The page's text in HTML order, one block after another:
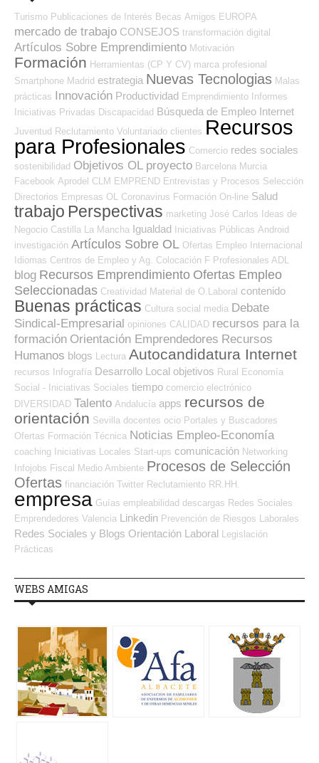
Turismo Publicaciones de Interés Becas Amigos EUROPA
mercado de trabajo CONSEJOS transformación digital
Artículos Sobre Emprendimiento Motivación
Formación Herramientas (CP Y CV) marca profesional
Smartphone Madrid estrategia Nuevas Tecnologias Malas
prácticas Innovación Productividad Emprendimiento Informes
Iniciativas Privadas Discapacidad Búsqueda de Empleo Internet
Juventud Reclutamiento Voluntariado clientes Recursos
para Profesionales Comercio redes sociales
sostenibilidad Objetivos OL proyecto Barcelona Murcia
Facebook Aprodel CLM EMPREND Entrevistas y Procesos Selección
Directorios Empresas OL
Coronavirus Formación On-line Salud
trabajo Perspectivas marketing José Carlos Ideas de
Negocio Castilla La Mancha Igualdad Iniciativas Públicas Android
investigación Artículos Sobre OL Ofertas Empleo Internacional
Idiomas Centros de Empleo y Ag. Colocación F Profesionales ADL
blog Recursos Emprendimiento Ofertas Empleo
Seleccionadas Creatividad Material de O.Laboral contenido
Buenas prácticas Cultura social media Debate
Sindical-Empresarial opiniones CALIDAD recursos para la
formación Orientación Emprendedores Recursos
Humanos blogs Lectura Autocandidatura Internet
recursos Infografía Desarrollo Local objetivos Rural Economía
Social - Iniciativas Sociales tiempo comercio electrónico
DIVERSIDAD Talento Andalucía apps recursos de
orientación Sevilla docentes ocio Portales y Buscadores
Ofertas Formación Técnica Noticias Empleo-Economía
coaching Iniciativas Locales Start-ups comunicación Networking
Infojobs Fiscal Medio Ambiente Procesos de Selección
Ofertas financiación Twitter Reclutamiento RR.HH.
empresa Guías empleabilidad descargas Redes Sociales
Emprendedores Valencia Linkedin Prevención de Riesgos Laborales
Redes Sociales y Blogs Orientación Laboral Legislación
Prácticas
WEBS AMIGAS